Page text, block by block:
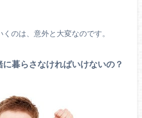
のは、意外と大変なのです。
暮らさなければいけないの？